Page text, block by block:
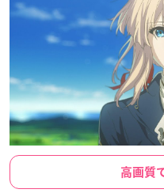
高画質